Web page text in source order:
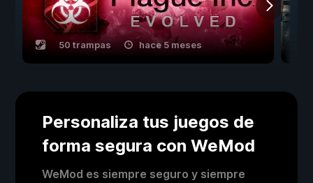
50 trampas hace 5 meses
Personaliza tus juegos de
forma segura con WeMod
WeMod es siempre seguro y siempre